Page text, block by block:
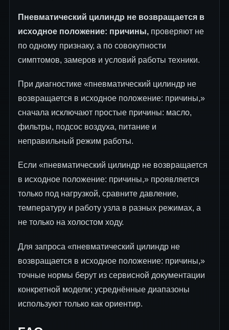
Пневматический цилиндр не возвращается в
исходное положение: причины, проверяют не
по одному признаку, а по совокупности
симптомов, замеров и условий работы техники.
При диагностике «пневматический цилиндр не
возвращается в исходное положение: причины,»
сначала исключают простые причины: масло,
фильтры, подсос воздуха, питание и
неправильный режим работы.
Если «пневматический цилиндр не возвращается
в исходное положение: причины,» проявляется
только под нагрузкой, сравните давление,
температуру и работу узла в разных режимах, а
не только на холостом ходу.
Для запроса «пневматический цилиндр не
возвращается в исходное положение: причины,»
точные нормы берут из сервисной документации
конкретной модели; усреднённые диапазоны
используют только как ориентир.